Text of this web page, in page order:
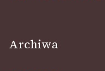
Archiwa